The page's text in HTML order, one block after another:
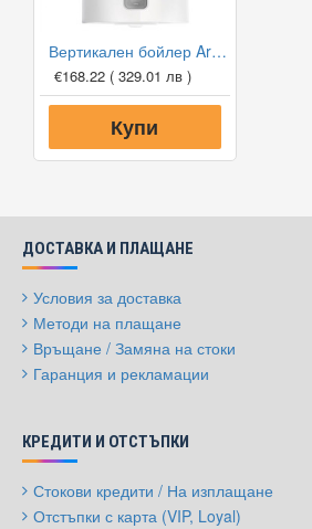
Вертикален бойлер Ariston LYDOS R 80 V 2K EU
€168.22 ( 329.01 лв )
Купи
ДОСТАВКА И ПЛАЩАНЕ
Условия за доставка
Методи на плащане
Връщане / Замяна на стоки
Гаранция и рекламации
КРЕДИТИ И ОТСТЪПКИ
Стокови кредити / На изплащане
Отстъпки с карта (VIP, Loyal)